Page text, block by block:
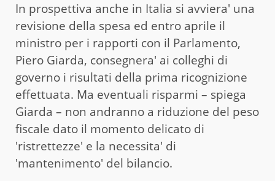
In prospettiva anche in Italia si avviera' una
revisione della spesa ed entro aprile il
ministro per i rapporti con il Parlamento,
Piero Giarda, consegnera' ai colleghi di
governo i risultati della prima ricognizione
effettuata. Ma eventuali risparmi – spiega
Giarda – non andranno a riduzione del peso
fiscale dato il momento delicato di
'ristrettezze' e la necessita' di
'mantenimento' del bilancio.